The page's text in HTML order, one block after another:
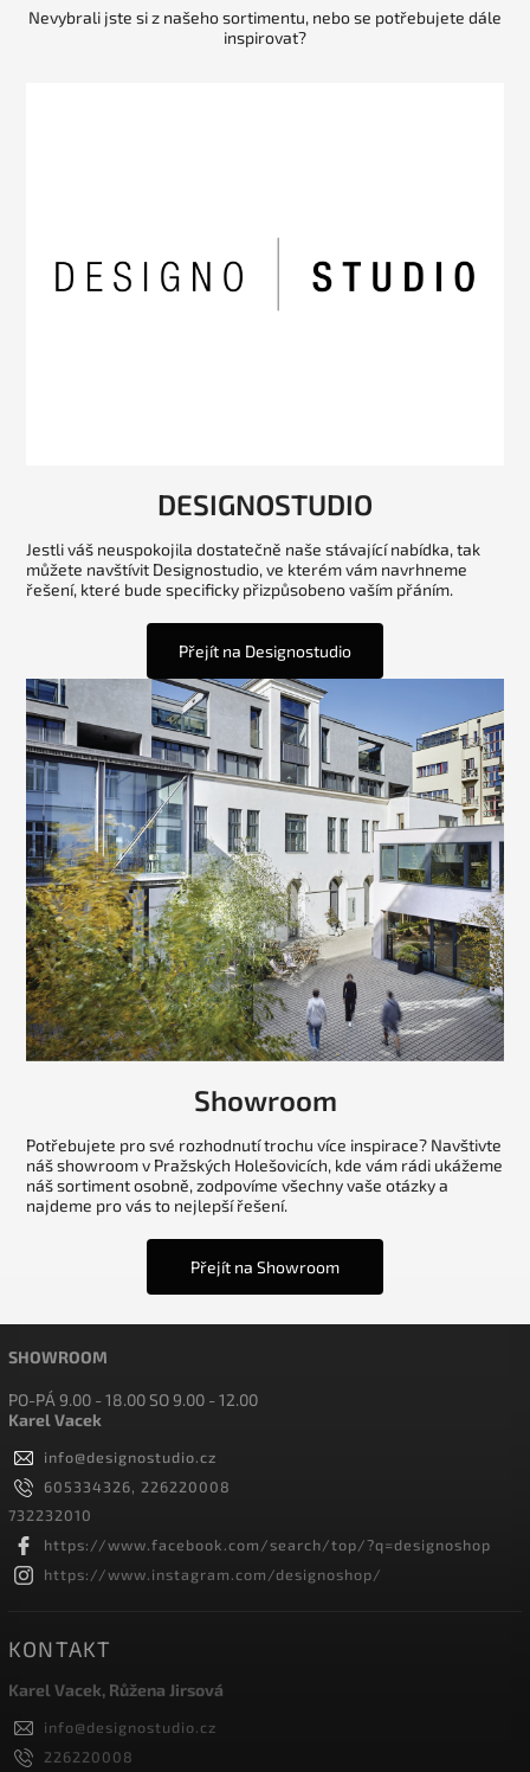
Nevybrali jste si z našeho sortimentu, nebo se potřebujete dále
inspirovat?
DESIGNOSTUDIO
Jestli váš neuspokojila dostatečně naše stávající nabídka, tak
můžete navštívit Designostudio, ve kterém vám navrhneme
řešení, které bude specificky přizpůsobeno vaším přáním.
Přejít na Designostudio
Showroom
Potřebujete pro své rozhodnutí trochu více inspirace? Navštivte
náš showroom v Pražských Holešovicích, kde vám rádi ukážeme
náš sortiment osobně, zodpovíme všechny vaše otázky a
najdeme pro vás to nejlepší řešení.
Přejít na Showroom
SHOWROOM
PO-PÁ 9.00 - 18.00 SO 9.00 - 12.00
Karel Vacek
info@designostudio.cz
605334326, 226220008
732232010
https://www.facebook.com/search/top/?q=designoshop
https://www.instagram.com/designoshop/
KONTAKT
Karel Vacek, Růžena Jirsová
info@designostudio.cz
226220008